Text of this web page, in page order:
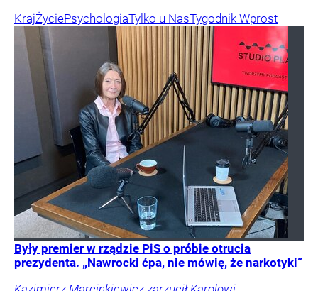
KrajŻyciePsychologiaTylko u NasTygodnik Wprost
Były premier w rządzie PiS o próbie otrucia
prezydenta. „Nawrocki ćpa, nie mówię, że narkotyki”